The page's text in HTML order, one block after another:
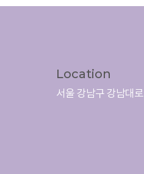
Location
서울 강남구 강남대